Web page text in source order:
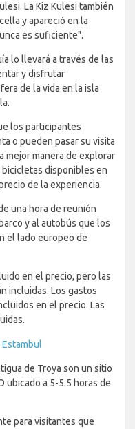
La Kiz Kulesi también
y apareció en la
es suficiente".
lo llevará a través de las
y disfrutar
de la vida en la isla
los participantes
o pueden pasar su visita
mejor manera de explorar
disponibles en
de la experiencia.
una hora de reunión
y al autobús que los
el lado europeo de
en el precio, pero las
incluidas. Los gastos
en el precio. Las
de Troya son un sitio
ubicado a 5-5.5 horas de
para visitantes que